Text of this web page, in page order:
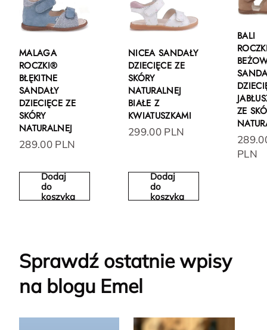
MALAGA
ROCZKI®
BŁĘKITNE
SANDAŁY
DZIECIĘCE ZE
SKÓRY
NATURALNEJ
289.00 PLN
Dodaj
do
koszyka
NICEA SANDAŁY
DZIECIĘCE ZE
SKÓRY
NATURALNEJ
BIAŁE Z
KWIATUSZKAMI
299.00 PLN
Dodaj
do
koszyka
BALI
ZE
PLN
Sprawdź ostatnie wpisy
na blogu Emel